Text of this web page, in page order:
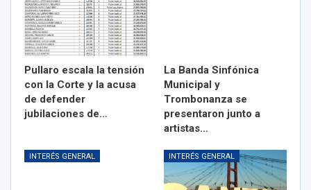
Pullaro escala la tensión
con la Corte y la acusa
de defender
jubilaciones de…
La Banda Sinfónica
Municipal y
Trombonanza se
presentaron junto a
artistas…
INTERÉS GENERAL INTERÉS GENERAL